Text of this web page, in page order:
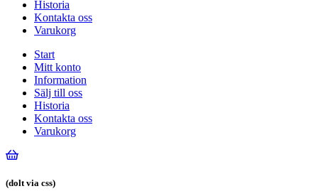
Historia
Kontakta oss
Varukorg
Start
Mitt konto
Information
Sälj till oss
Historia
Kontakta oss
Varukorg
(dolt via css)